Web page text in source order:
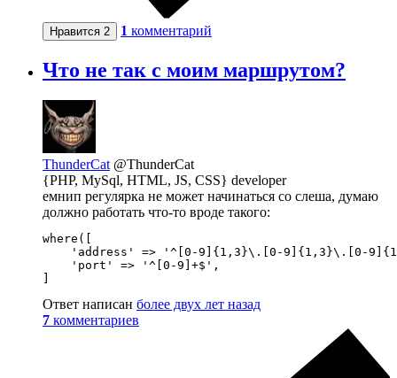
Нравится 2 1 комментарий
Что не так с моим маршрутом?
ThunderCat @ThunderCat
{PHP, MySql, HTML, JS, CSS} developer
емнип регулярка не может начинаться со слеша, думаю
должно работать что-то вроде такого:
where([
'address' => '^[0-9]{1,3}\.[0-9]{1,3}\.[0-
    'port' => '^[0-9]+$',
]
Ответ написан более двух лет назад
7 комментариев